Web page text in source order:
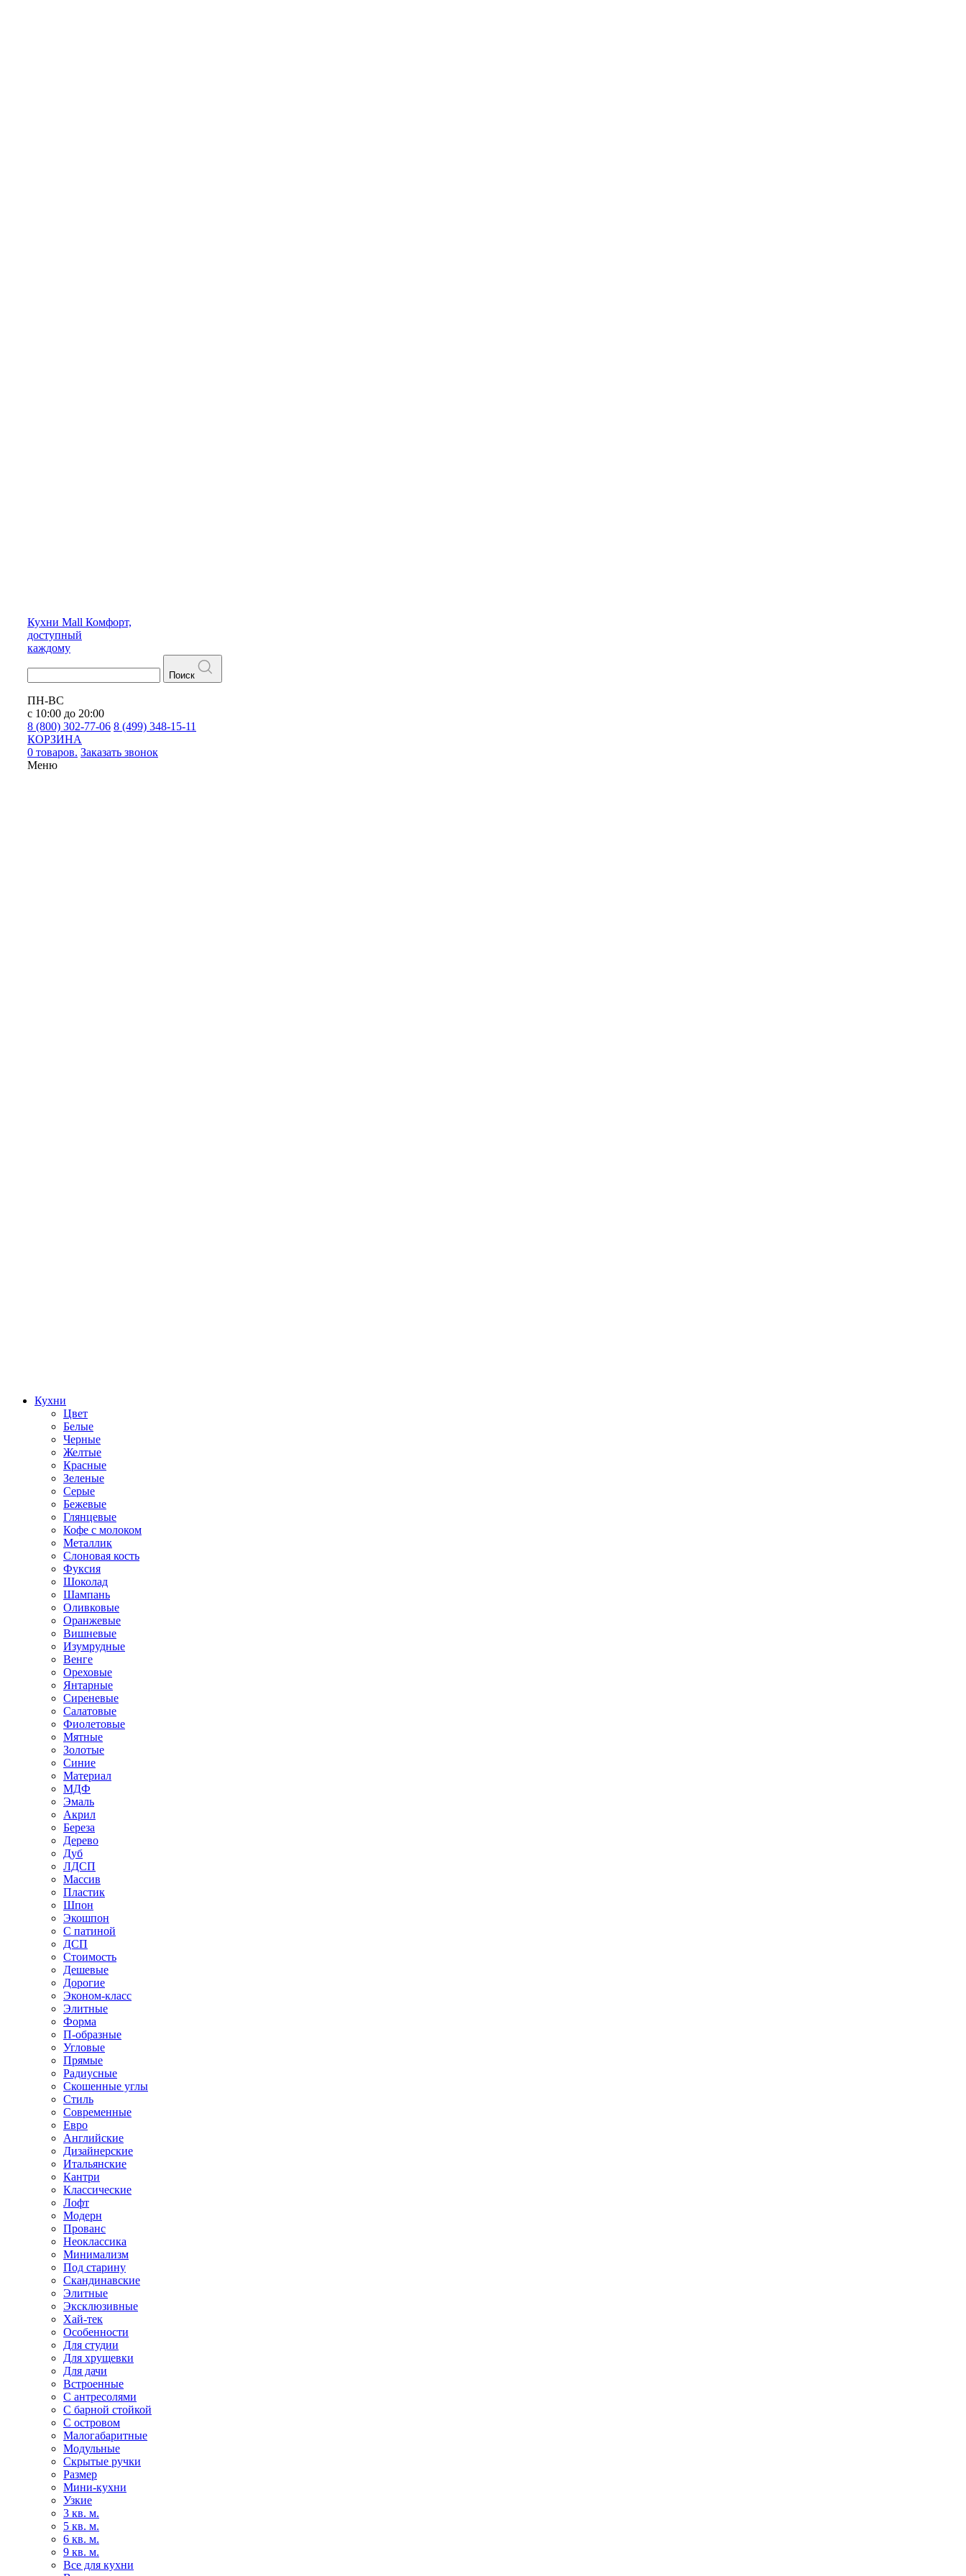
Кухни Mall Комфорт,
доступный
каждому
Поиск
ПН-ВС
с 10:00 до 20:00
8 (800) 302-77-06 8 (499) 348-15-11
КОРЗИНА
0 товаров. Заказать звонок
Меню
Кухни
Цвет
Белые
Черные
Желтые
Красные
Зеленые
Серые
Бежевые
Глянцевые
Кофе с молоком
Металлик
Слоновая кость
Фуксия
Шоколад
Шампань
Оливковые
Оранжевые
Вишневые
Изумрудные
Венге
Ореховые
Янтарные
Сиреневые
Салатовые
Фиолетовые
Мятные
Золотые
Синие
Материал
МДФ
Эмаль
Акрил
Береза
Дерево
Дуб
ЛДСП
Массив
Пластик
Шпон
Экошпон
С патиной
ДСП
Стоимость
Дешевые
Дорогие
Эконом-класс
Элитные
Форма
П-образные
Угловые
Прямые
Радиусные
Скошенные углы
Стиль
Современные
Евро
Английские
Дизайнерские
Итальянские
Кантри
Классические
Лофт
Модерн
Прованс
Неоклассика
Минимализм
Под старину
Скандинавские
Элитные
Эксклюзивные
Хай-тек
Особенности
Для студии
Для хрущевки
Для дачи
Встроенные
С антресолями
С барной стойкой
С островом
Малогабаритные
Модульные
Скрытые ручки
Размер
Мини-кухни
Узкие
3 кв. м.
5 кв. м.
6 кв. м.
9 кв. м.
Все для кухни